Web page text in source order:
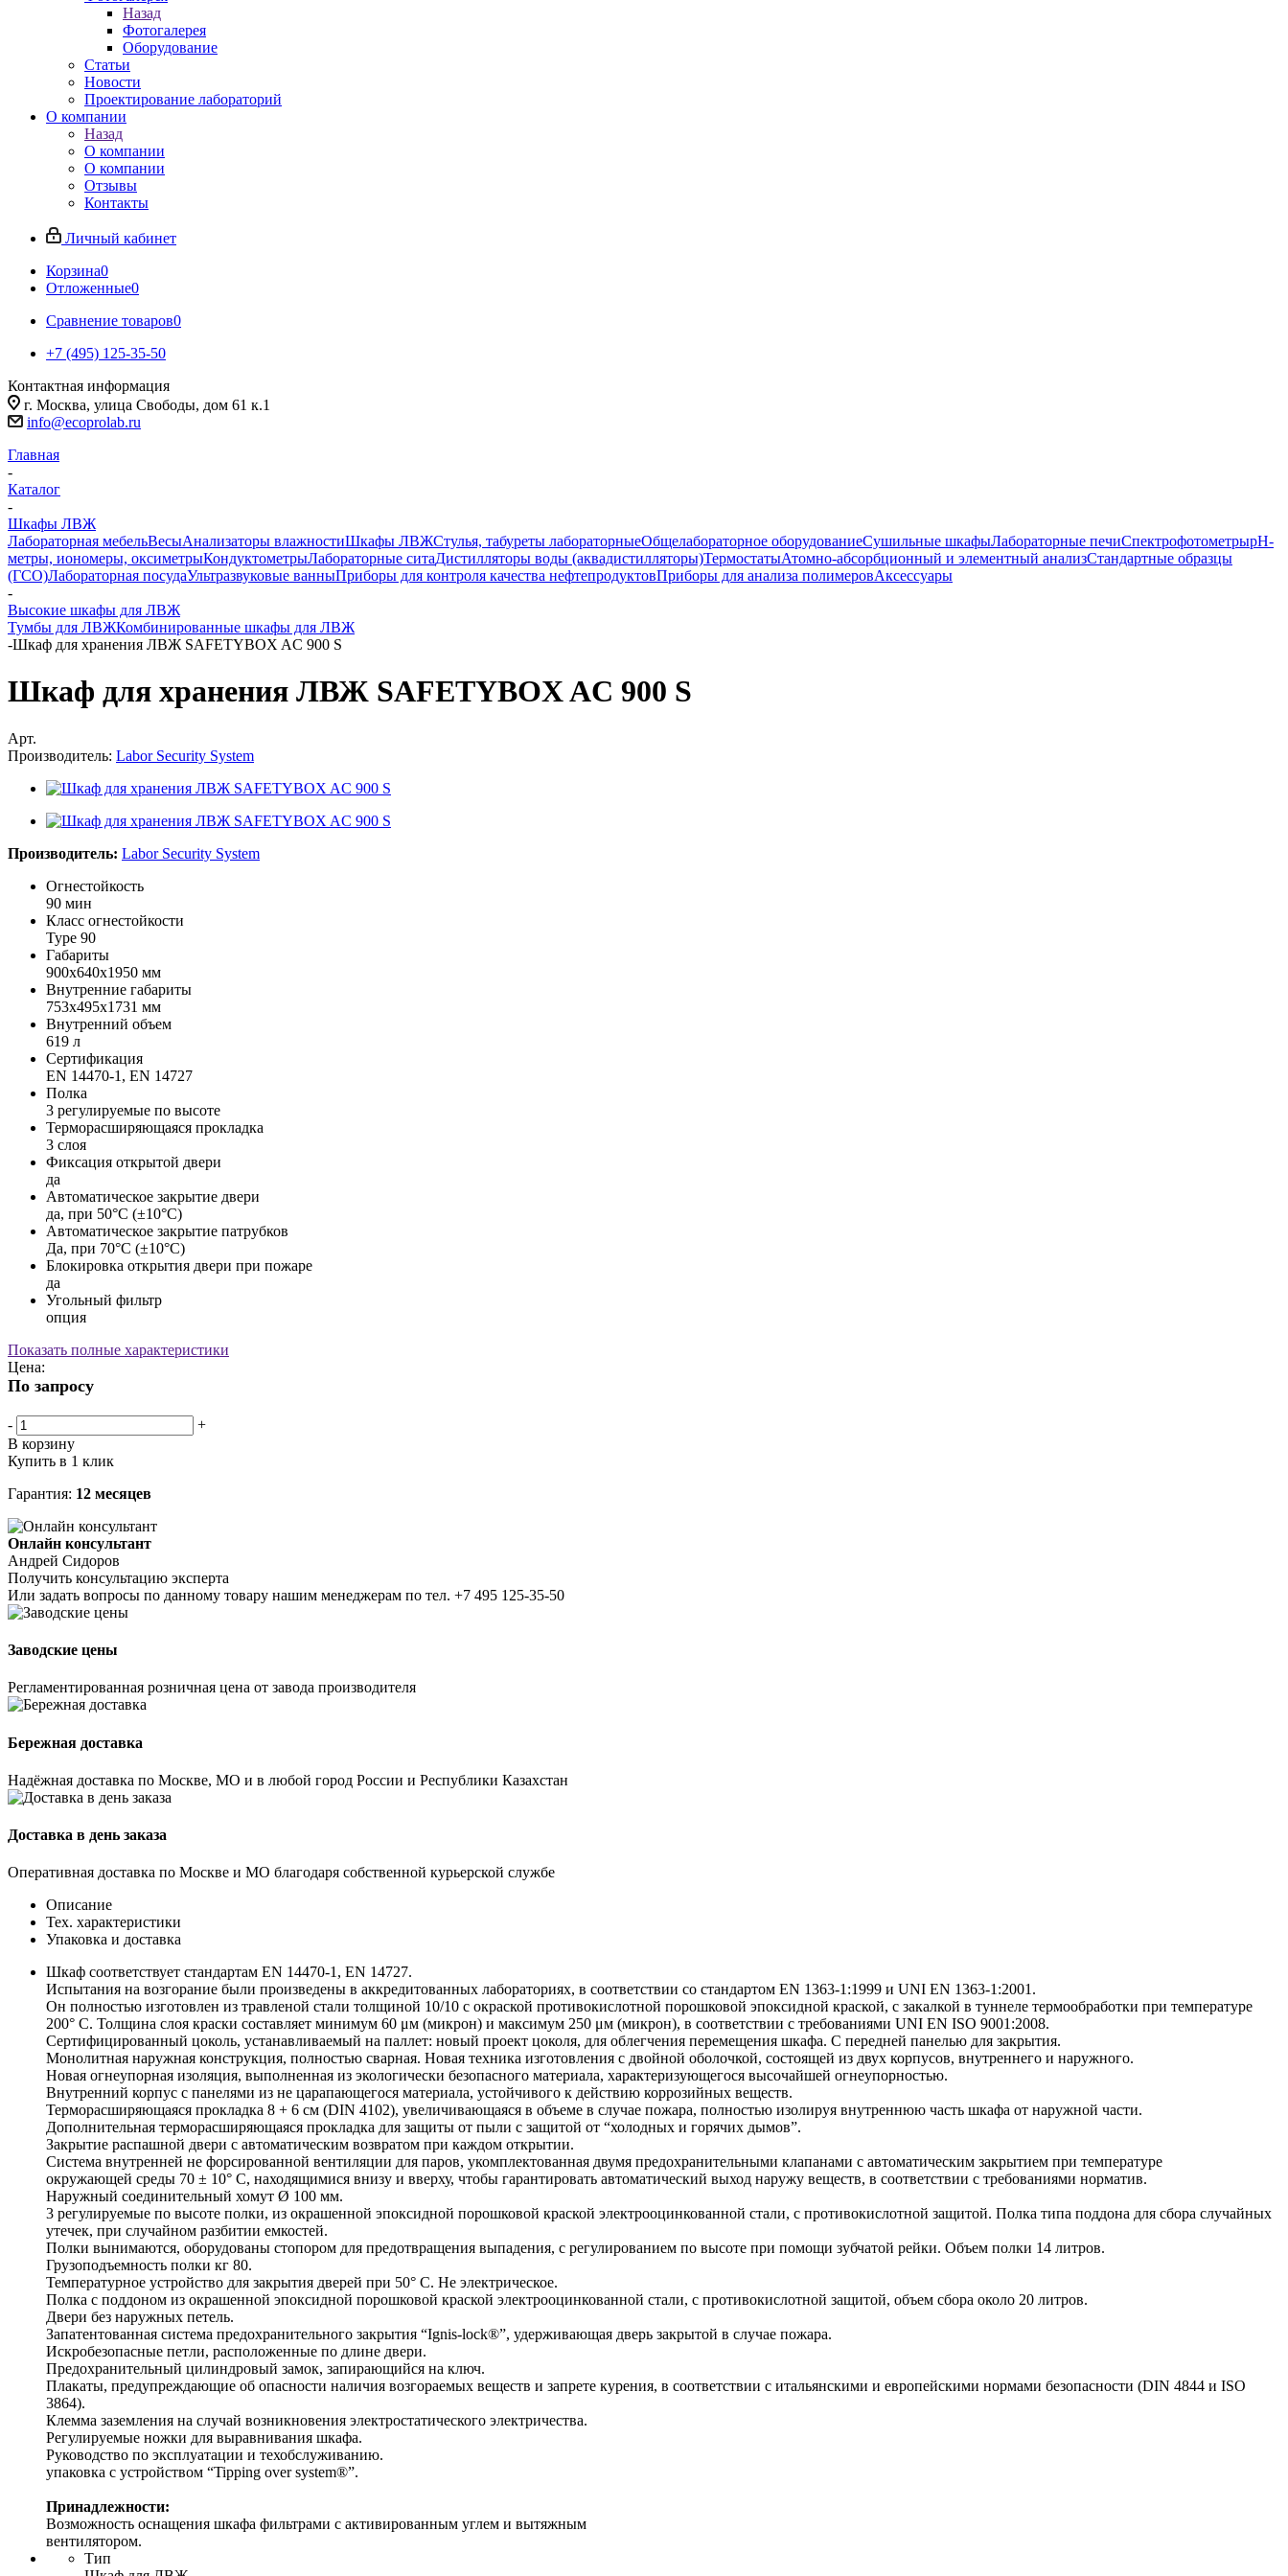
Назад
Фотогалерея
Оборудование
Статьи
Новости
Проектирование лабораторий
О компании
Назад
О компании
О компании
Отзывы
Контакты
Личный кабинет
Корзина0
Отложенные0
Сравнение товаров0
+7 (495) 125-35-50
Контактная информация
г. Москва, улица Свободы, дом 61 к.1
info@ecoprolab.ru
Главная
-
Каталог
-
Шкафы ЛВЖ
Лабораторная мебельВесыАнализаторы влажностиШкафы ЛВЖСтулья, табуреты лабораторныеОбщелабораторное оборудованиеСушильные шкафыЛабораторные печиСпектрофотометрыpH-
метры, иономеры, оксиметрыКондуктометрыЛабораторные ситаДистилляторы воды (аквадистилляторы)ТермостатыАтомно-абсорбционный и элементный анализСтандартные образцы
(ГСО)Лабораторная посудаУльтразвуковые ванныПриборы для контроля качества нефтепродуктовПриборы для анализа полимеровАксессуары
-
Высокие шкафы для ЛВЖ
Тумбы для ЛВЖКомбинированные шкафы для ЛВЖ
-Шкаф для хранения ЛВЖ SAFETYBOX AC 900 S
Шкаф для хранения ЛВЖ SAFETYBOX AC 900 S
Арт.
Производитель: Labor Security System
Производитель: Labor Security System
Огнестойкость
90 мин
Класс огнестойкости
Type 90
Габариты
900х640х1950 мм
Внутренние габариты
753х495х1731 мм
Внутренний объем
619 л
Сертификация
EN 14470-1, EN 14727
Полка
3 регулируемые по высоте
Терморасширяющаяся прокладка
3 слоя
Фиксация открытой двери
да
Автоматическое закрытие двери
да, при 50°C (±10°C)
Автоматическое закрытие патрубков
Да, при 70°C (±10°C)
Блокировка открытия двери при пожаре
да
Угольный фильтр
опция
Показать полные характеристики
Цена:
По запросу
-
+
В корзину
Купить в 1 клик
Гарантия: 12 месяцев
Онлайн консультант
Андрей Сидоров
Получить консультацию эксперта
Или задать вопросы по данному товару нашим менеджерам по тел. +7 495 125-35-50
Заводские цены
Регламентированная розничная цена от завода производителя
Бережная доставка
Надёжная доставка по Москве, МО и в любой город России и Республики Казахстан
Доставка в день заказа
Оперативная доставка по Москве и МО благодаря собственной курьерской службе
Описание
Тех. характеристики
Упаковка и доставка
Шкаф соответствует стандартам EN 14470-1, EN 14727.
Испытания на возгорание были произведены в аккредитованных лабораториях, в соответствии со стандартом EN 1363-1:1999 и UNI EN 1363-1:2001.
Он полностью изготовлен из травленой стали толщиной 10/10 с окраской противокислотной порошковой эпоксидной краской, с закалкой в туннеле термообработки при температуре
200° C. Толщина слоя краски составляет минимум 60 μм (микрон) и максимум 250 μм (микрон), в соответствии с требованиями UNI EN ISO 9001:2008.
Сертифицированный цоколь, устанавливаемый на паллет: новый проект цоколя, для облегчения перемещения шкафа. С передней панелью для закрытия.
Монолитная наружная конструкция, полностью сварная. Новая техника изготовления с двойной оболочкой, состоящей из двух корпусов, внутреннего и наружного.
Новая огнеупорная изоляция, выполненная из экологически безопасного материала, характеризующегося высочайшей огнеупорностью.
Внутренний корпус с панелями из не царапающегося материала, устойчивого к действию коррозийных веществ.
Терморасширяющаяся прокладка 8 + 6 см (DIN 4102), увеличивающаяся в объеме в случае пожара, полностью изолируя внутреннюю часть шкафа от наружной части.
Дополнительная терморасширяющаяся прокладка для защиты от пыли с защитой от “холодных и горячих дымов”.
Закрытие распашной двери с автоматическим возвратом при каждом открытии.
Система внутренней не форсированной вентиляции для паров, укомплектованная двумя предохранительными клапанами с автоматическим закрытием при температуре
окружающей среды 70 ± 10° C, находящимися внизу и вверху, чтобы гарантировать автоматический выход наружу веществ, в соответствии с требованиями норматив.
Наружный соединительный хомут Ø 100 мм.
3 регулируемые по высоте полки, из окрашенной эпоксидной порошковой краской электрооцинкованной стали, с противокислотной защитой. Полка типа поддона для сбора случайных
утечек, при случайном разбитии емкостей.
Полки вынимаются, оборудованы стопором для предотвращения выпадения, с регулированием по высоте при помощи зубчатой рейки. Объем полки 14 литров.
Грузоподъемность полки кг 80.
Температурное устройство для закрытия дверей при 50° C. Не электрическое.
Полка с поддоном из окрашенной эпоксидной порошковой краской электрооцинкованной стали, с противокислотной защитой, объем сбора около 20 литров.
Двери без наружных петель.
Запатентованная система предохранительного закрытия “Ignis-lock®”, удерживающая дверь закрытой в случае пожара.
Искробезопасные петли, расположенные по длине двери.
Предохранительный цилиндровый замок, запирающийся на ключ.
Плакаты, предупреждающие об опасности наличия возгораемых веществ и запрете курения, в соответствии с итальянскими и европейскими нормами безопасности (DIN 4844 и ISO
3864).
Клемма заземления на случай возникновения электростатического электричества.
Регулируемые ножки для выравнивания шкафа.
Руководство по эксплуатации и техобслуживанию.
упаковка с устройством “Tipping over system®”.
Принадлежности:
Возможность оснащения шкафа фильтрами с активированным углем и вытяжным
вентилятором.
Тип